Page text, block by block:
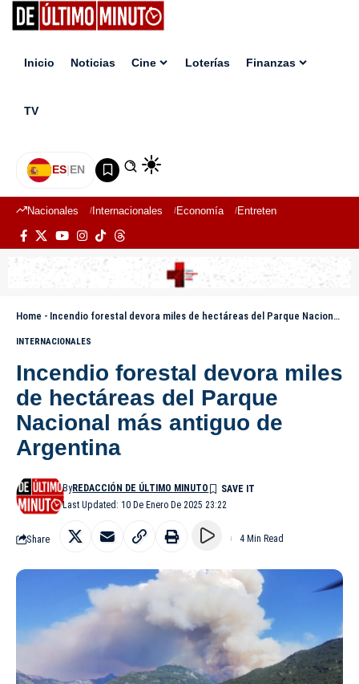
Inicio Noticias Cine Loterías Finanzas
TV
ES|EN
Nacionales Internacionales Economía Entretenimiento
Home - Incendio forestal devora miles de hectáreas del Parque Nacional más antiguo de Argentina
INTERNACIONALES
Incendio forestal devora miles
de hectáreas del Parque
Nacional más antiguo de
Argentina
Last Updated: 10 De Enero De 2025 23:22
ByREDACCIÓN DE ÚLTIMO MINUTO
Share 4 Min Read